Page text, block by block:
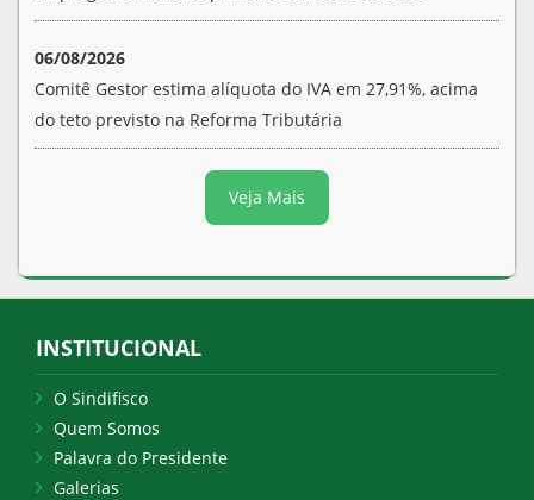
06/08/2026
Comitê Gestor estima alíquota do IVA em 27,91%, acima
do teto previsto na Reforma Tributária
Veja Mais
INSTITUCIONAL
O Sindifisco
Quem Somos
Palavra do Presidente
Galerias